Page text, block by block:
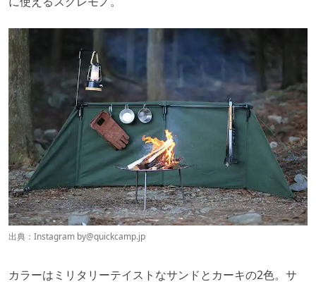
出典：Instagram by@quickcamp.jp
カラーはミリタリーテイストなサンドとカーキの2色。サ